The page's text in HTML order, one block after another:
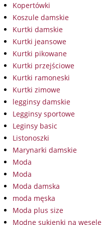
Kopertówki
Koszule damskie
Kurtki damskie
Kurtki jeansowe
Kurtki pikowane
Kurtki przejściowe
Kurtki ramoneski
Kurtki zimowe
legginsy damskie
Legginsy sportowe
Leginsy basic
Listonoszki
Marynarki damskie
Moda
Moda
Moda damska
moda męska
Moda plus size
Modne sukienki na wesele